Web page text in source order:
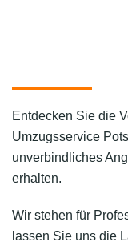
Entdecken Sie die
Umzugsservice
unverbindliches
erhalten.
Wir stehen für
lassen Sie uns die